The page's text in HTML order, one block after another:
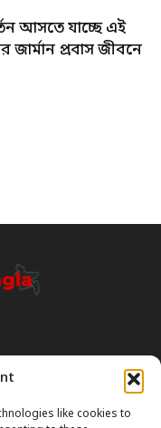
like cookies to
আসতে যাচ্ছে এই
প্রবাস জীবনে
with the